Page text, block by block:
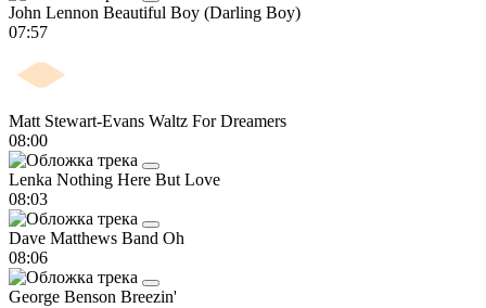
John Lennon Beautiful Boy (Darling Boy)
07:57
Matt Stewart-Evans Waltz For Dreamers
08:00
Lenka Nothing Here But Love
08:03
Dave Matthews Band Oh
08:06
George Benson Breezin'